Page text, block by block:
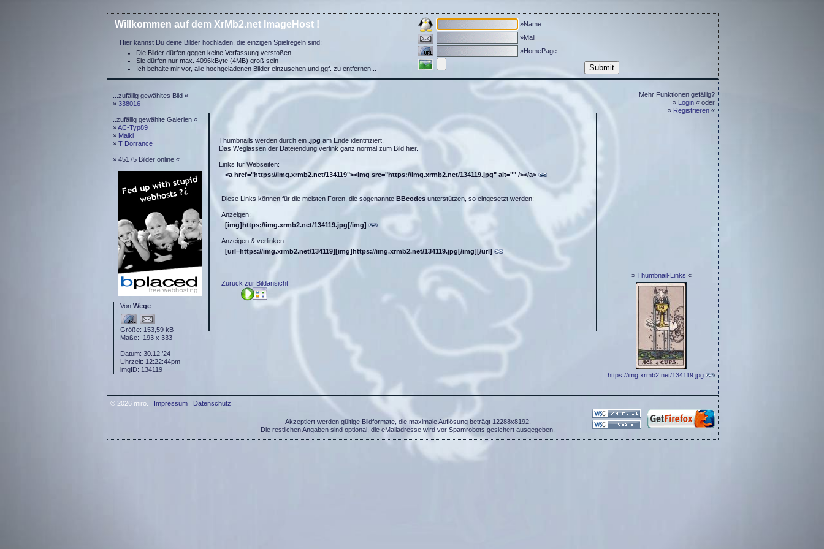
Willkommen auf dem XrMb2.net ImageHost !
Hier kannst Du deine Bilder hochladen, die einzigen Spielregeln sind:
Die Bilder dürfen gegen keine Verfassung verstoßen
Sie dürfen nur max. 4096kByte (4MB) groß sein
Ich behalte mir vor, alle hochgeladenen Bilder einzusehen und ggf. zu entfernen...
»Name
»Mail
»HomePage
...zufällig gewähltes Bild «
» 338016
..zufällig gewählte Galerien «
»AC-Typ89
» Maiki
» T Dorrance
» 45175 Bilder online «
Von Wege
Größe: 153,59 kB
Maße: 193 x 333
Datum: 30.12.’24
Uhrzeit: 12:22:44pm
imgID: 134119
Thumbnails werden durch ein .jpg am Ende identifiziert.
Das Weglassen der Dateiendung verlink ganz normal zum Bild hier.
Links für Webseiten:
<a href="https://img.xrmb2.net/134119"><img src="https://img.xrmb2.net/134119.jpg" alt="" /></a>
Diese Links können für die meisten Foren, die sogenannte BBcodes unterstützen, so eingesetzt werden:
Anzeigen:
[img]https://img.xrmb2.net/134119.jpg[/img]
Anzeigen & verlinken:
[url=https://img.xrmb2.net/134119][img]https://img.xrmb2.net/134119.jpg[/img][/url]
Zurück zur Bildansicht
Mehr Funktionen gefällig?
» Login « oder
» Registrieren «
» Thumbnail-Links «
https://img.xrmb2.net/134119.jpg
© 2026 miro. Impressum Datenschutz
Akzeptiert werden gültige Bildformate, die maximale Auflösung beträgt 12288x8192.
Die restlichen Angaben sind optional, die eMailadresse wird vor Spamrobots gesichert ausgegeben.